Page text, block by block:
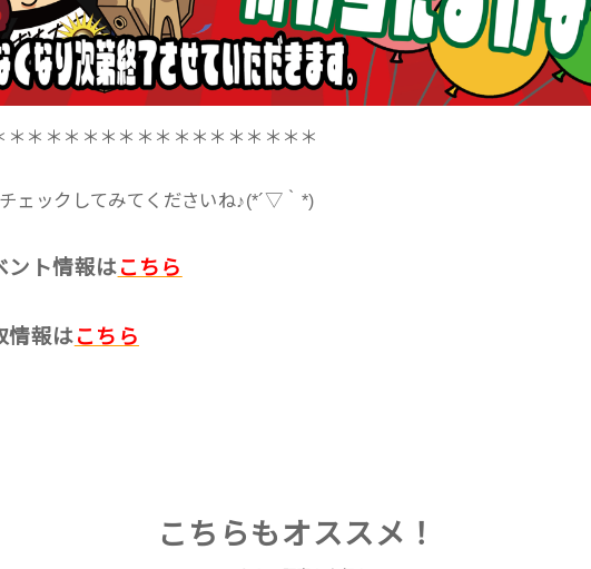
＊＊＊＊＊＊＊＊＊＊＊＊＊＊＊＊＊
ェックしてみてくださいね♪(*´▽｀*)
ント情報はこちら
情報はこちら
こちらもオススメ！